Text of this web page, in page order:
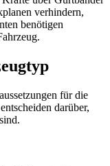
verhindern,
benötigen
für die
darüber,